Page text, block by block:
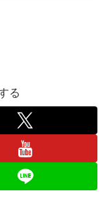
る